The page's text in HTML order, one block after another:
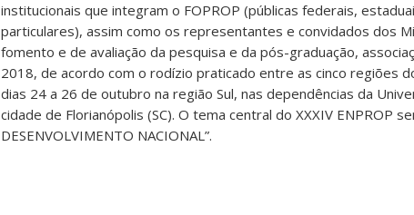
institucionais que integram o FOPROP (públicas federais,
particulares), assim como os representantes e convidados dos
fomento e de avaliação da pesquisa e da pós-graduação,
2018, de acordo com o rodízio praticado entre as cinco regiões
dias 24 a 26 de outubro na região Sul, nas dependências da
cidade de Florianópolis (SC). O tema central do XXXIV ENPROP
DESENVOLVIMENTO NACIONAL”.